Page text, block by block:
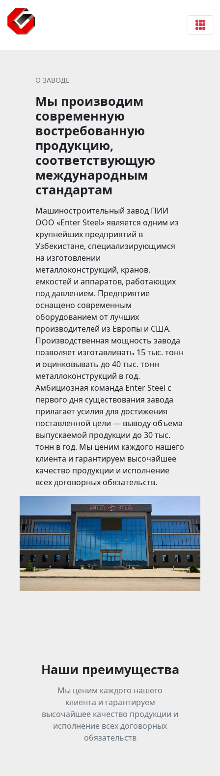
О ЗАВОДЕ
Мы производим
современную
востребованную
продукцию,
соответствующую
международным
стандартам
Машиностроительный завод ПИИ
ООО «Enter Steel» является одним из
крупнейших предприятий в
Узбекистане, специализирующимся
на изготовлении
металлоконструкций, кранов,
емкостей и аппаратов, работающих
под давлением. Предприятие
оснащено современным
оборудованием от лучших
производителей из Европы и США.
Производственная мощность завода
позволяет изготавливать 15 тыс. тонн
и оцинковывать до 40 тыс. тонн
металлоконструкций в год.
Амбициозная команда Enter Steel с
первого дня существования завода
прилагает усилия для достижения
поставленной цели — выводу объема
выпускаемой продукции до 30 тыс.
тонн в год. Мы ценим каждого нашего
клиента и гарантируем высочайшее
качество продукции и исполнение
всех договорных обязательств.
Наши преимущества
Мы ценим каждого нашего
клиента и гарантируем
высочайшее качество продукции и
исполнение всех договорных
обязательств